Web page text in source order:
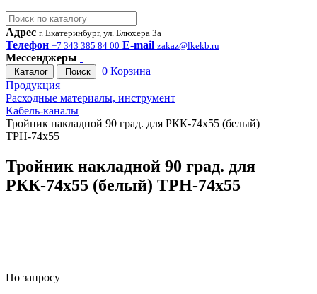
Адрес г. Екатеринбург, ул. Блюхера 3а
Телефон +7 343 385 84 00 E-mail zakaz@lkekb.ru
Мессенджеры
Каталог Поиск 0 Корзина
Продукция
Расходные материалы, инструмент
Кабель-каналы
Тройник накладной 90 град. для РКК-74х55 (белый)
ТРН-74х55
Тройник накладной 90 град. для
РКК-74х55 (белый) ТРН-74х55
По запросу